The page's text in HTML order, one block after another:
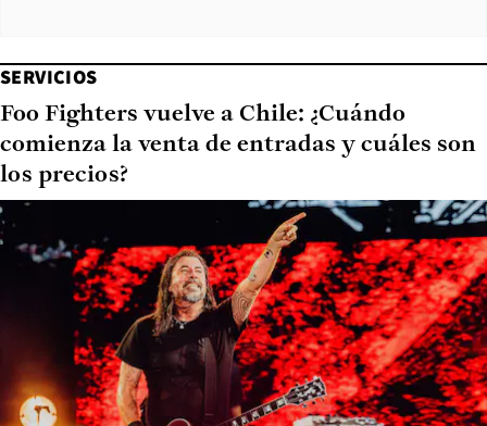
SERVICIOS
Foo Fighters vuelve a Chile: ¿Cuándo
comienza la venta de entradas y cuáles son
los precios?